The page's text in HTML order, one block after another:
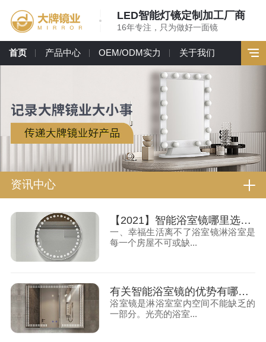
LED智能灯镜定制加工厂商
16年专注，只为做好一面镜
首页 产品中心 OEM/ODM实力 关于我们
资讯中心
【2021】智能浴室镜哪里选？强烈推荐大牌镜业
一、幸福生活离不了浴室镜淋浴室是
每一个房屋不可或缺...
有关智能浴室镜的优势有哪些呢？
浴室镜是淋浴室室内空间不能缺乏的
一部分。光亮的浴室...